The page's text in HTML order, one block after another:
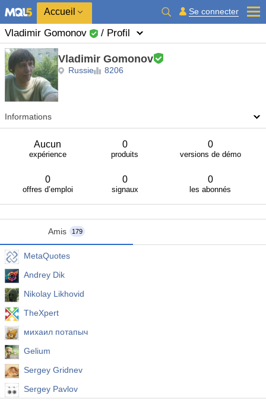
Accueil Se connecter
Vladimir Gomonov / Profil
Vladimir Gomonov
Russie 8206
Informations
Aucun
expérience
0
produits
0
versions de démo
0
offres d’emploi
0
signaux
0
les abonnés
Amis 179
MetaQuotes
Andrey Dik
Nikolay Likhovid
TheXpert
михаил потапыч
Gelium
Sergey Gridnev
Sergey Pavlov